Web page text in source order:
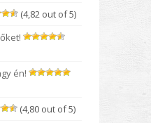
(4,82 out of 5)
én!
(4,80 out of 5)